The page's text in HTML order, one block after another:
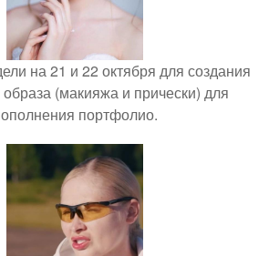
на 21 и 22 октября для создания
(макияжа и прически) для
портфолио.